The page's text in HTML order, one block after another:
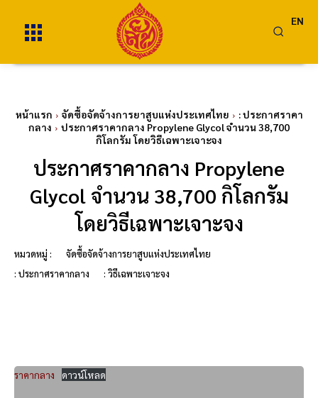
EN
หน้าแรก จัดซื้อจัดจ้างการยาสูบแห่งประเทศไทย
: ประกาศราคา
กลาง
ประกาศราคากลาง Propylene Glycol จำนวน 38,700
กิโลกรัม โดยวิธีเฉพาะเจาะจง
ประกาศราคากลาง Propylene
Glycol จำนวน 38,700 กิโลกรัม
โดยวิธีเฉพาะเจาะจง
หมวดหมู่ :
จัดซื้อจัดจ้างการยาสูบแห่งประเทศไทย
: ประกาศราคากลาง
: วิธีเฉพาะเจาะจง
ราคากลาง ดาวน์โหลด